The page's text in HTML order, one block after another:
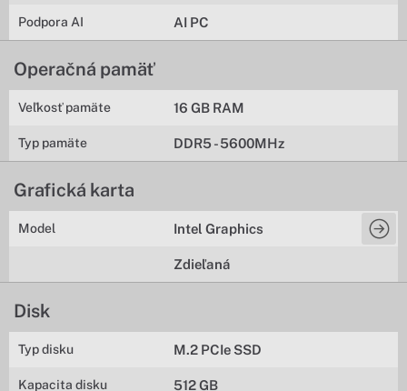
Podpora AI AI PC
Operačná pamäť
Veľkosť pamäte 16 GB RAM
Typ pamäte DDR5 - 5600MHz
Grafická karta
Model Intel Graphics
Zdieľaná
Disk
Typ disku M.2 PCIe SSD
Kapacita disku 512 GB